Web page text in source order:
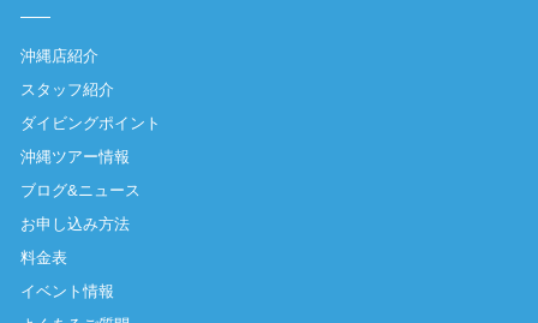
沖縄店紹介
スタッフ紹介
ダイビングポイント
沖縄ツアー情報
ブログ&ニュース
お申し込み方法
料金表
イベント情報